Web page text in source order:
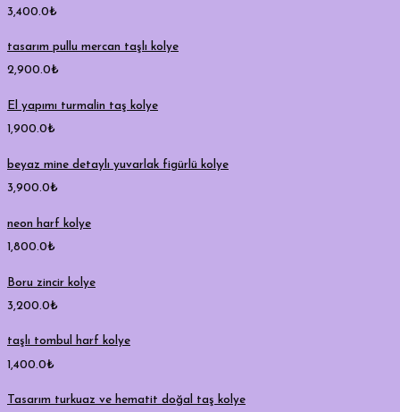
3,400.0₺
tasarım pullu mercan taşlı kolye
2,900.0₺
El yapımı turmalin taş kolye
1,900.0₺
beyaz mine detaylı yuvarlak figürlü kolye
3,900.0₺
neon harf kolye
1,800.0₺
Boru zincir kolye
3,200.0₺
taşlı tombul harf kolye
1,400.0₺
Tasarım turkuaz ve hematit doğal taş kolye